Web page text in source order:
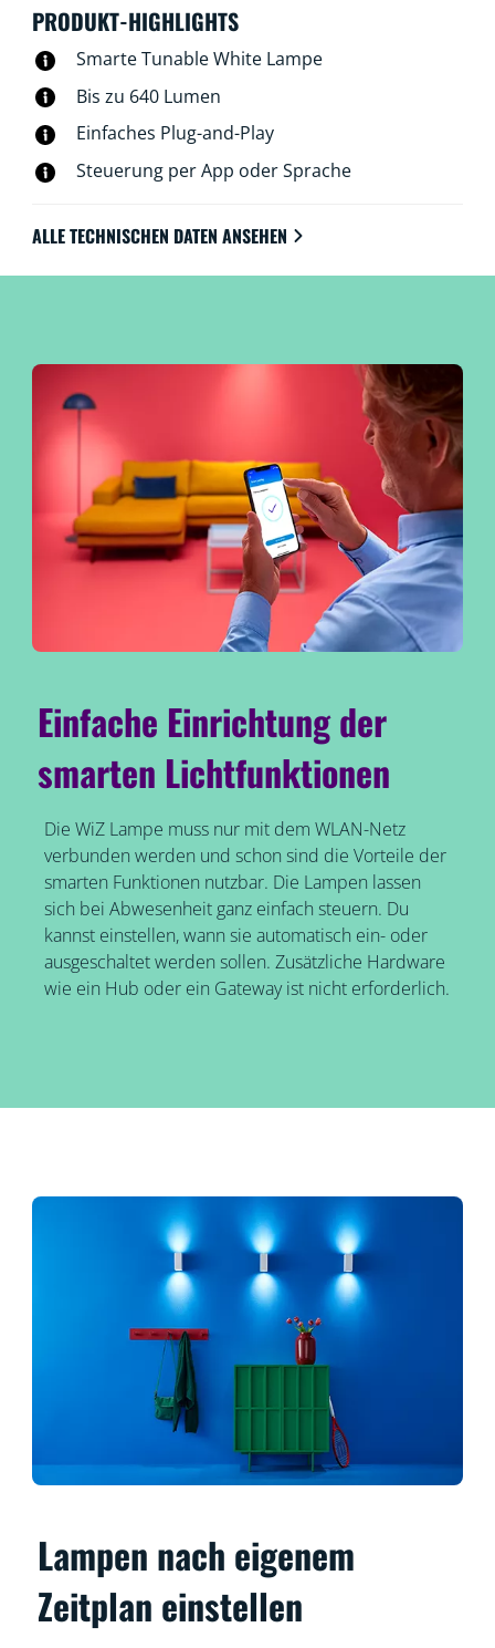
Fernbedienung oder Deiner Stimme steuerbar.
PRODUKT-HIGHLIGHTS
Smarte Tunable White Lampe
Bis zu 640 Lumen
Einfaches Plug-and-Play
Steuerung per App oder Sprache
ALLE TECHNISCHEN DATEN ANSEHEN
Einfache Einrichtung der
smarten Lichtfunktionen
Die WiZ Lampe muss nur mit dem WLAN-Netz
verbunden werden und schon sind die Vorteile der
smarten Funktionen nutzbar. Die Lampen lassen
sich bei Abwesenheit ganz einfach steuern. Du
kannst einstellen, wann sie automatisch ein- oder
ausgeschaltet werden sollen. Zusätzliche Hardware
wie ein Hub oder ein Gateway ist nicht erforderlich.
Lampen nach eigenem
Zeitplan einstellen